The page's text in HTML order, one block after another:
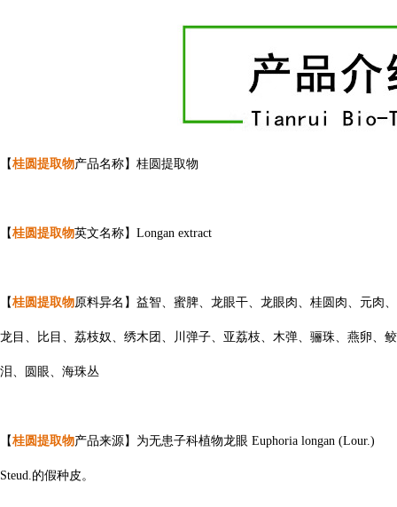
【桂圆提取物产品名称】桂圆提取物
【桂圆提取物英文名称】Longan extract
【桂圆提取物原料异名】益智、蜜脾、龙眼干、龙眼肉、桂圆肉、元肉、
龙目、比目、荔枝奴、绣木团、川弹子、亚荔枝、木弹、骊珠、燕卵、鲛
泪、圆眼、海珠丛
【桂圆提取物产品来源】为无患子科植物龙眼 Euphoria longan (Lour.)
Steud.的假种皮。